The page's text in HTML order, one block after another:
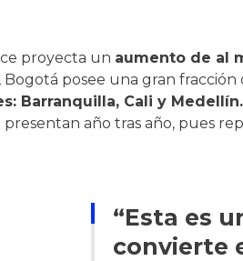
proyecta un aumento de al
posee una gran
Barranquilla, Cali y Medellín.
año tras año, pues
“Esta es
convierte